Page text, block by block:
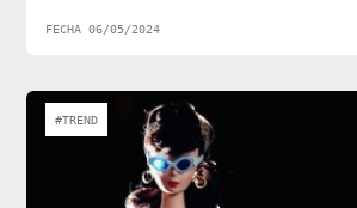
FECHA 06/05/2024
#TREND